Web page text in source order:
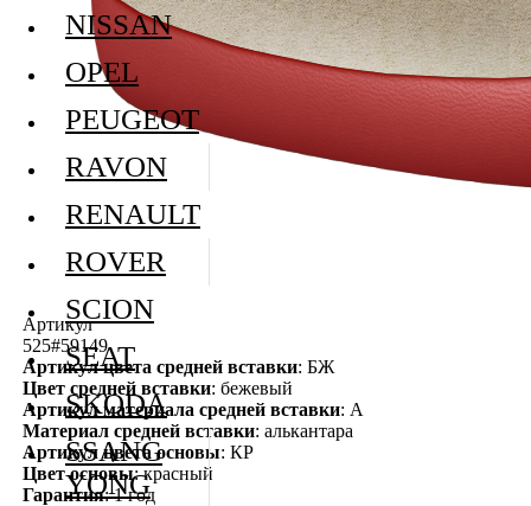
Артикул
525#59149
Артикул цвета средней вставки: БЖ
Цвет средней вставки: бежевый
Артикул материала средней вставки: А
Материал средней вставки: алькантара
Артикул цвета основы: КР
Цвет основы: красный
Гарантия: 1 год
NISSAN
OPEL
PEUGEOT
RAVON
RENAULT
ROVER
SCION
SEAT
SKODA
SSANG
YONG